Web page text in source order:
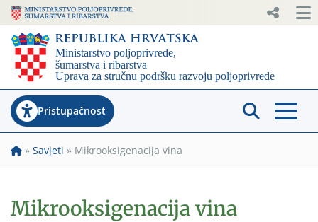
Pristupačnost
» Savjeti » Mikrooksigenacija vina
Mikrooksigenacija vina